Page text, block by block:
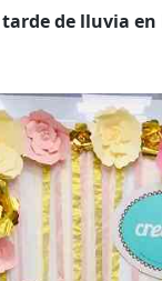
de lluvia en